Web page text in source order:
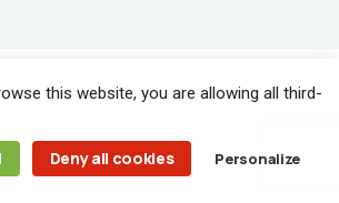
this website, you are allowing all third-
Deny all cookies Personalize